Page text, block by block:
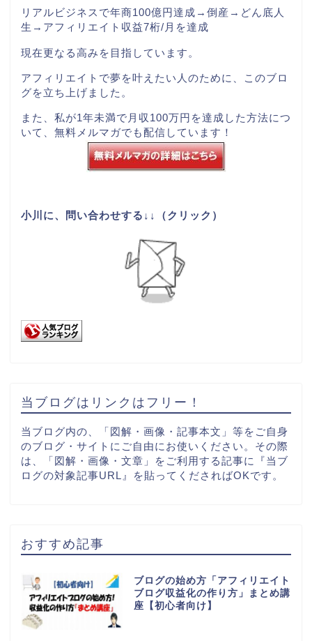
リアルビジネスで年商100億円達成→倒産→どん底人
生→アフィリエイト収益7桁/月を達成
現在更なる高みを目指しています。
アフィリエイトで夢を叶えたい人のために、このブロ
グを立ち上げました。
また、私が1年未満で月収100万円を達成した方法につ
いて、 無料メルマガでも配信しています！
小川に、問い合わせする↓↓（クリック）
当ブログはリンクはフリー！
当ブログ内の、「図解・画像・記事本文」等をご自身
のブログ・サイトにご自由にお使いください。その際
は、「図解・画像・文章」をご利用する記事に『当ブ
ログの対象記事URL』を貼ってくださればOKです。
おすすめ記事
ブログの始め方「アフィリエイト
ブログ収益化の作り方」まとめ講
座【初心者向け】